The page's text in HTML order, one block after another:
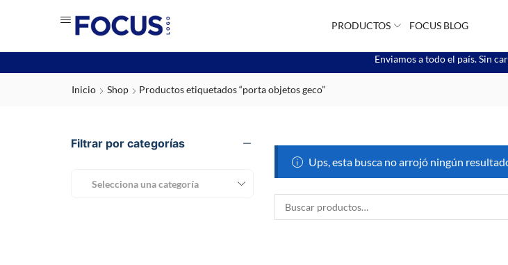
PRODUCTOS FOCUS BLOG
Enviamos a todo el país. Sin
Inicio Shop Productos etiquetados “porta objetos geco”
Filtrar por categorías
Selecciona una categoría
Ups, esta busca no arrojó ningún